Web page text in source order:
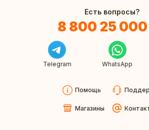
Есть вопросы?
8 800 25 000
Telegram WhatsApp
Помощь
Магазины